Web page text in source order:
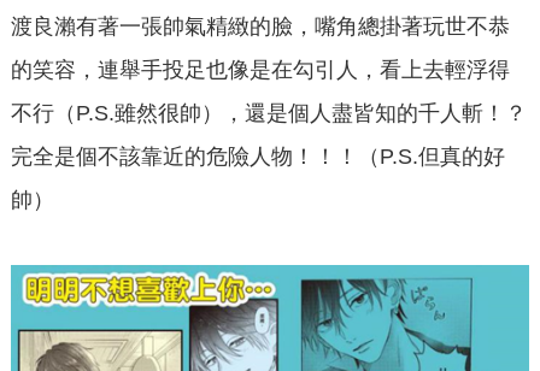
渡良瀨有著一張帥氣精緻的臉，嘴角總掛著玩世不恭
的笑容，連舉手投足也像是在勾引人，看上去輕浮得
不行（P.S.雖然很帥），還是個人盡皆知的千人斬！？
完全是個不該靠近的危險人物！！！（P.S.但真的好
帥）